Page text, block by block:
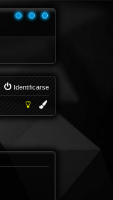
Identificarse